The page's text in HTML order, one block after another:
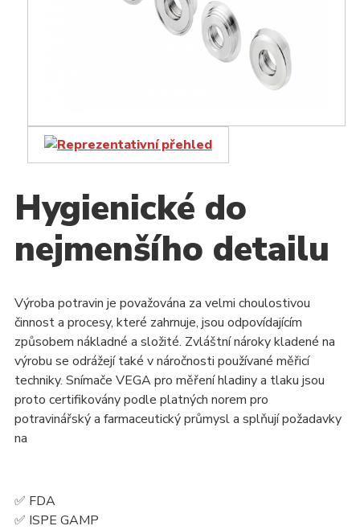
Hygienické do
nejmenšího detailu
Výroba potravin je považována za velmi choulostivou
činnost a procesy, které zahrnuje, jsou odpovídajícím
způsobem nákladné a složité. Zvláštní nároky kladené na
výrobu se odrážejí také v náročnosti používané měřicí
techniky. Snímače VEGA pro měření hladiny a tlaku jsou
proto certifikovány podle platných norem pro
potravinářský a farmaceutický průmysl a splňují požadavky
na
✅ FDA
✅ ISPE GAMP